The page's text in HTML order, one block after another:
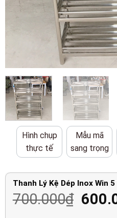
Hình chụp
thực tế
Mẫu mã
sang trọng
Thanh Lý Kệ Dép Inox Win
700.000₫ Giá